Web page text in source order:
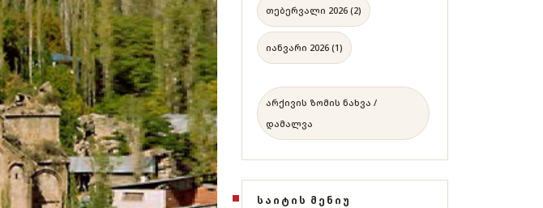
თებერვალი 2026 (2)
იანვარი 2026 (1)
არქივის ზომის ნახვა /
დამალვა
ᲡᲐᲘᲢᲘᲡ ᲛᲔᲜᲘᲣ